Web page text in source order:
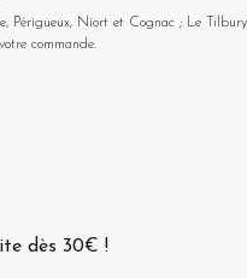
Périgueux, Niort et Cognac ; Le Tilbury
commande.